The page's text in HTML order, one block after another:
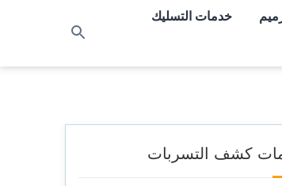
خدمات التسليك
كشف التسربات